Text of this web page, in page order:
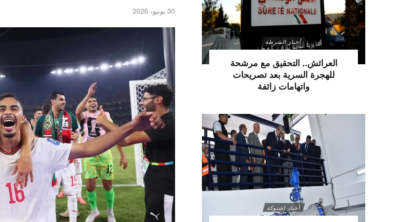
30 يونيو، 2026
أخبار الشرطة
العرائش.. التحقيق مع مرشحة
للهجرة السرية بعد تصريحات
واتهامات زائفة
أخبار اشتوكة